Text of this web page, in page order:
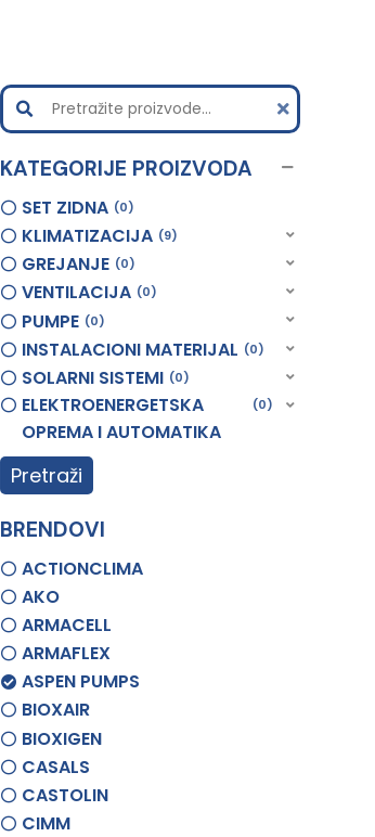
KATEGORIJE PROIZVODA
SET ZIDNA 0
KLIMATIZACIJA 9
GREJANJE 0
VENTILACIJA 0
PUMPE 0
INSTALACIONI MATERIJAL 0
SOLARNI SISTEMI 0
ELEKTROENERGETSKA
OPREMA I AUTOMATIKA
0
Pretraži
BRENDOVI
ACTIONCLIMA
AKO
ARMACELL
ARMAFLEX
ASPEN PUMPS
BIOXAIR
BIOXIGEN
CASALS
CASTOLIN
CIMM